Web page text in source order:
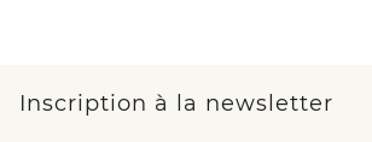
Inscription à la newsletter